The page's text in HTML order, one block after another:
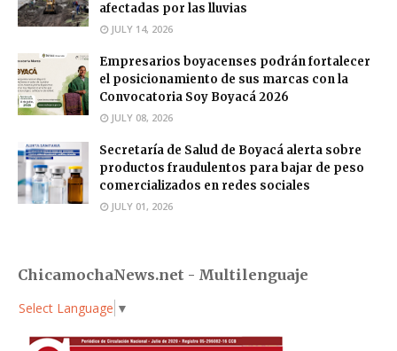
afectadas por las lluvias
JULY 14, 2026
Empresarios boyacenses podrán fortalecer
el posicionamiento de sus marcas con la
Convocatoria Soy Boyacá 2026
JULY 08, 2026
Secretaría de Salud de Boyacá alerta sobre
productos fraudulentos para bajar de peso
comercializados en redes sociales
JULY 01, 2026
ChicamochaNews.net - Multilenguaje
Select Language ▼